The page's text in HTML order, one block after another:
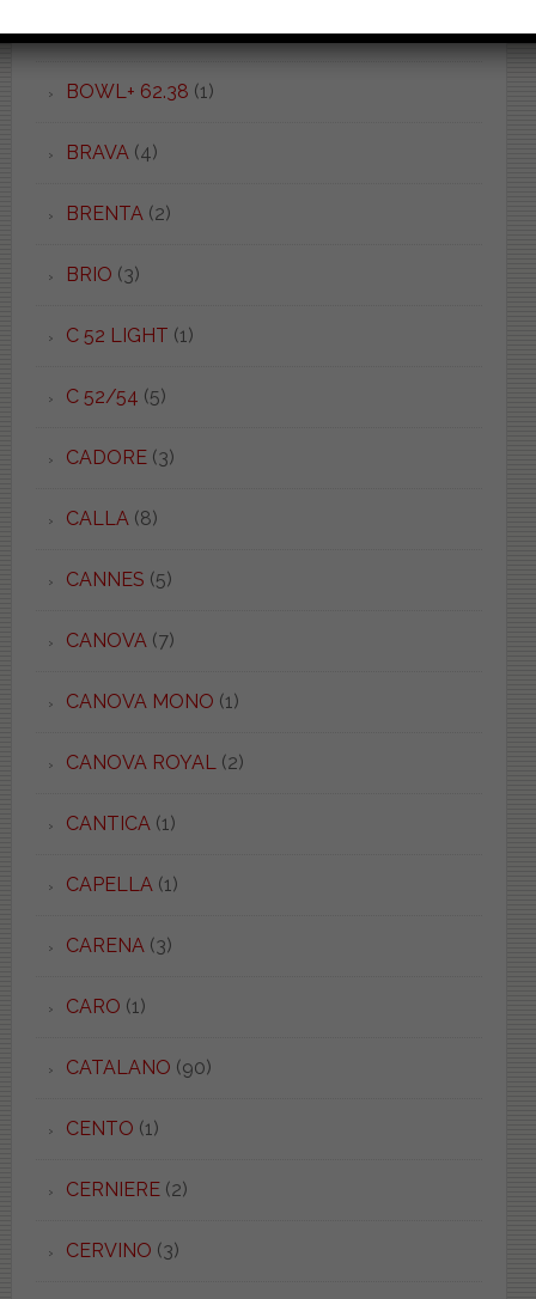
BOWL+ 55.38(2)
BOWL+ 62.38 (1)
BRAVA(4)
BRENTA(2)
BRIO (3)
C 52 LIGHT (1)
C 52/54 (5)
CADORE(3)
CALLA(8)
CANNES (5)
CANOVA(7)
CANOVA MONO (1)
CANOVA ROYAL(2)
CANTICA(1)
CAPELLA(1)
CARENA(3)
CARO (1)
CATALANO (90)
CENTO (1)
CERNIERE(2)
CERVINO (3)